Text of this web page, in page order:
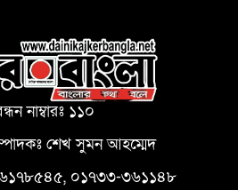
নাম্বারঃ ১১০
শেখ সুমন আহম্মেদ
০১৭৩৩-৩৬১১৪৮